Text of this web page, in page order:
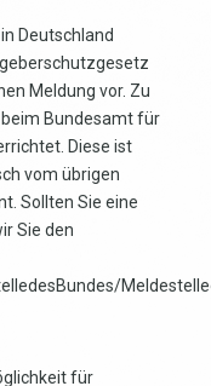
Deutschland
Meldung vor. Zu
Bundesamt für
Diese ist
vom übrigen
Sollten Sie eine
Sie den
für